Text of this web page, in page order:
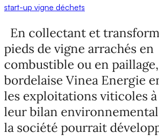
start-up vigne déchets
En collectant et
pieds de vigne arrachés en
combustible ou en
bordelaise Vinea Energie
les exploitations viticoles
leur bilan
la société pourrait